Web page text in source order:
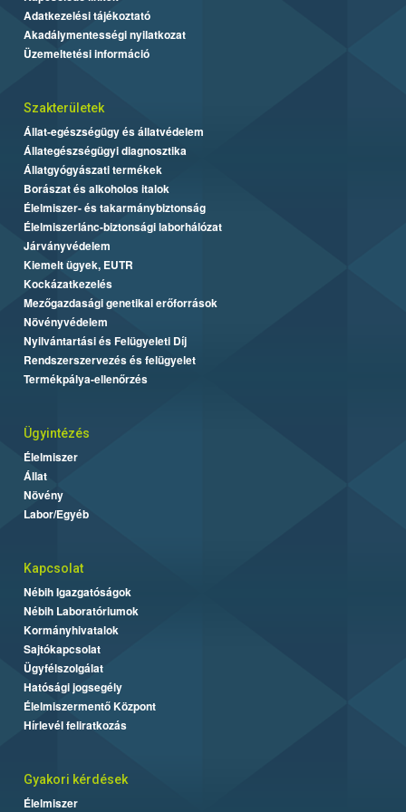
Adatkezelési tájékoztató
Akadálymentességi nyilatkozat
Üzemeltetési információ
Szakterületek
Állat-egészségügy és állatvédelem
Állategészségügyi diagnosztika
Állatgyógyászati termékek
Borászat és alkoholos italok
Élelmiszer- és takarmánybiztonság
Élelmiszerlánc-biztonsági laborhálózat
Járványvédelem
Kiemelt ügyek, EUTR
Kockázatkezelés
Mezőgazdasági genetikai erőforrások
Növényvédelem
Nyilvántartási és Felügyeleti Díj
Rendszerszervezés és felügyelet
Termékpálya-ellenőrzés
Ügyintézés
Élelmiszer
Állat
Növény
Labor/Egyéb
Kapcsolat
Nébih Igazgatóságok
Nébih Laboratóriumok
Kormányhivatalok
Sajtókapcsolat
Ügyfélszolgálat
Hatósági jogsegély
Élelmiszermentő Központ
Hírlevél feliratkozás
Gyakori kérdések
Élelmiszer